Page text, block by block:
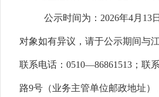
公示时间为： 2026年4月 13
对象如有异议，请于公示期间与
联系电话：0510—86861513 ；联
路9号（业务主管单位邮政地址）